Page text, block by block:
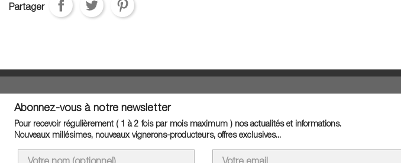
Partager
Abonnez-vous à notre newsletter
Pour recevoir régulièrement ( 1 à 2 fois par mois maximum ) nos actualités et informations.
Nouveaux millésimes, nouveaux vignerons-producteurs, offres exclusives...